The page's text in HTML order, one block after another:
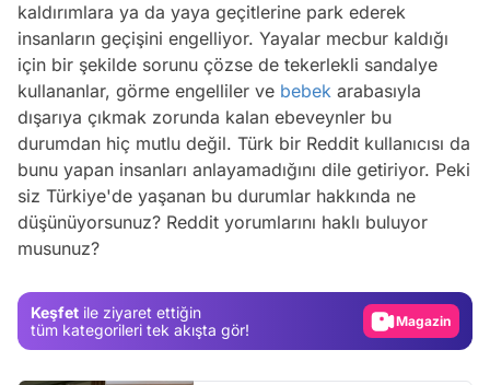
kaldırımlara ya da yaya geçitlerine park ederek
insanların geçişini engelliyor. Yayalar mecbur kaldığı
için bir şekilde sorunu çözse de tekerlekli sandalye
kullananlar, görme engelliler ve bebek arabasıyla
dışarıya çıkmak zorunda kalan ebeveynler bu
durumdan hiç mutlu değil. Türk bir Reddit kullanıcısı da
bunu yapan insanları anlayamadığını dile getiriyor. Peki
siz Türkiye'de yaşanan bu durumlar hakkında ne
düşünüyorsunuz? Reddit yorumlarını haklı buluyor
musunuz?
Keşfet ile ziyaret ettiğin
tüm kategorileri tek akışta gör!
Magazin